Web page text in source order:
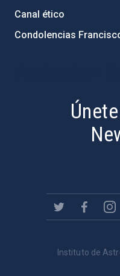
Canal ético
Condolencias
Instituto de